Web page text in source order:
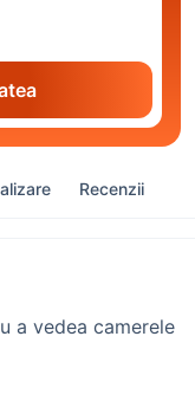
Recenzii
a vedea camerele